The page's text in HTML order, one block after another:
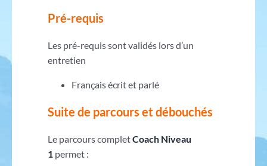
Pré-requis
Les pré-requis sont validés lors d’un
entretien
Français écrit et parlé
Suite de parcours et débouchés
Le parcours completCoach Niveau
1 permet :